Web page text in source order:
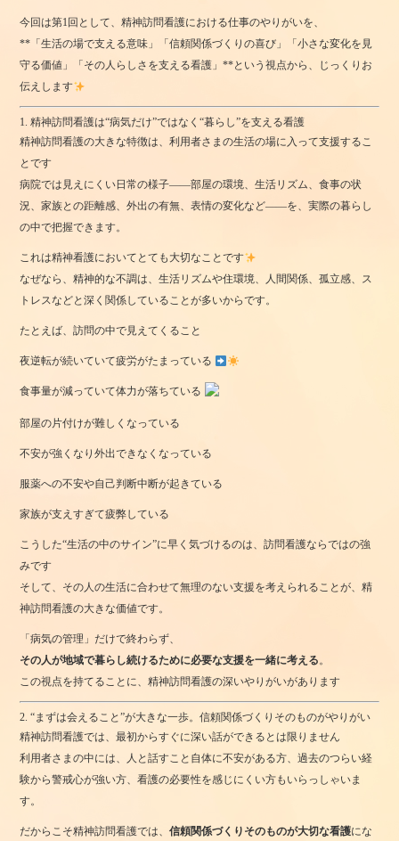
今回は第1回として、精神訪問看護における仕事のやりがいを、
**「生活の場で支える意味」「信頼関係づくりの喜び」「小さな変化を見
守る価値」「その人らしさを支える看護」**という視点から、じっくりお
伝えします
1. 精神訪問看護は“病気だけ”ではなく“暮らし”を支える看護
精神訪問看護の大きな特徴は、利用者さまの生活の場に入って支援するこ
とです
病院では見えにくい日常の様子――部屋の環境、生活リズム、食事の状
況、家族との距離感、外出の有無、表情の変化など――を、実際の暮らし
の中で把握できます。
これは精神看護においてとても大切なことです
なぜなら、精神的な不調は、生活リズムや住環境、人間関係、孤立感、ス
トレスなどと深く関係していることが多いからです。
たとえば、訪問の中で見えてくること
夜逆転が続いていて疲労がたまっている
食事量が減っていて体力が落ちている
部屋の片付けが難しくなっている
不安が強くなり外出できなくなっている
服薬への不安や自己判断中断が起きている
家族が支えすぎて疲弊している
こうした“生活の中のサイン”に早く気づけるのは、訪問看護ならではの強
みです
そして、その人の生活に合わせて無理のない支援を考えられることが、精
神訪問看護の大きな価値です。
「病気の管理」だけで終わらず、
その人が地域で暮らし続けるために必要な支援を一緒に考える 。
この視点を持てることに、精神訪問看護の深いやりがいがあります
2. “まずは会えること”が大きな一歩。信頼関係づくりそのものがやりがい
精神訪問看護では、最初からすぐに深い話ができるとは限りません
利用者さまの中には、人と話すこと自体に不安がある方、過去のつらい経
験から警戒心が強い方、看護の必要性を感じにくい方もいらっしゃいま
す。
だからこそ精神訪問看護では、信頼関係づくりそのものが大切な看護にな